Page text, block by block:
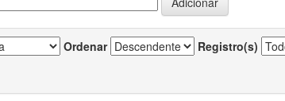
Ordenar Registro(s)